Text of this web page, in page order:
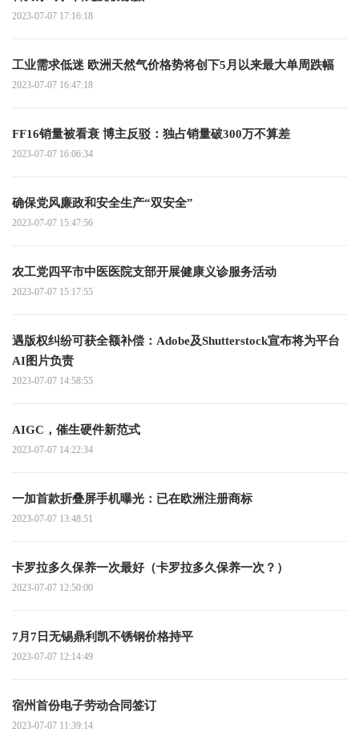
2023-07-07 17:16:18
工业需求低迷 欧洲天然气价格势将创下5月以来最大单周跌幅
2023-07-07 16:47:18
FF16销量被看衰 博主反驳：独占销量破300万不算差
2023-07-07 16:06:34
确保党风廉政和安全生产“双安全”
2023-07-07 15:47:56
农工党四平市中医医院支部开展健康义诊服务活动
2023-07-07 15:17:55
遇版权纠纷可获全额补偿：Adobe及Shutterstock宣布将为平台
AI图片负责
2023-07-07 14:58:55
AIGC，催生硬件新范式
2023-07-07 14:22:34
一加首款折叠屏手机曝光：已在欧洲注册商标
2023-07-07 13:48:51
卡罗拉多久保养一次最好（卡罗拉多久保养一次？）
2023-07-07 12:50:00
7月7日无锡鼎利凯不锈钢价格持平
2023-07-07 12:14:49
宿州首份电子劳动合同签订
2023-07-07 11:39:14